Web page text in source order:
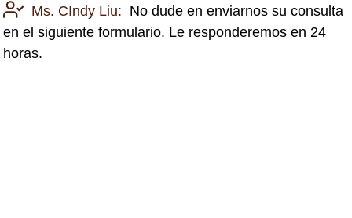
Ms. CIndy Liu: No dude en enviarnos su consulta
en el siguiente formulario. Le responderemos en 24
horas.